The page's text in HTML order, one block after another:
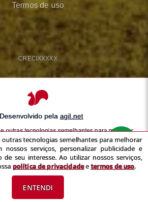
Termos de uso
CRECIXXXXX
pela agil.net
outras tecnologias semelhantes para melhorar
nossos serviços, personalizar publicidade e
de seu interesse. Ao utilizar nossos serviços,
nossapolítica de privacidadeetermos de uso
outras tecnologias semelhantes para melhorar
nossos serviços, personalizar publicidade e
de seu interesse. Ao utilizar nossos serviços,
política de privacidadeetermos de uso.
ENTENDI